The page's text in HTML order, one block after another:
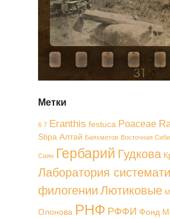
Метки
6 7 Eranthis festuca Poaceae
Stipa Алтай Баяхметов Восточная
Саян Гербарий Гудкова
Лаборатория
филогении Лютиковые
Олонова РНФ РФФИ Фонд